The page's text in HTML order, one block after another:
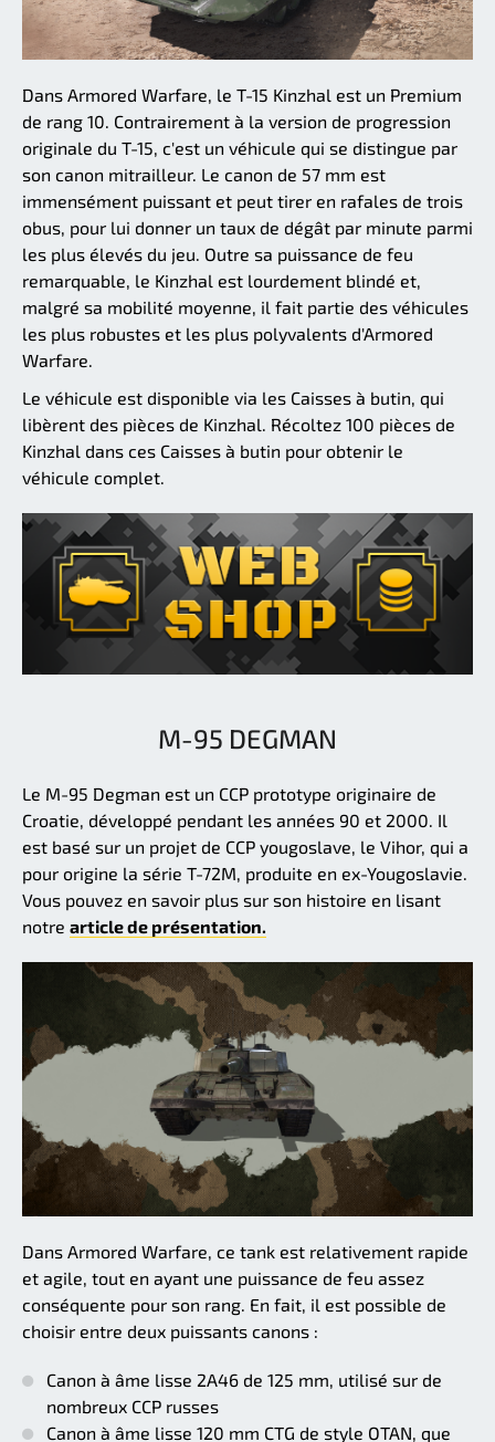
Dans Armored Warfare, le T-15 Kinzhal est un Premium
de rang 10. Contrairement à la version de progression
originale du T-15, c'est un véhicule qui se distingue par
son canon mitrailleur. Le canon de 57 mm est
immensément puissant et peut tirer en rafales de trois
obus, pour lui donner un taux de dégât par minute parmi
les plus élevés du jeu. Outre sa puissance de feu
remarquable, le Kinzhal est lourdement blindé et,
malgré sa mobilité moyenne, il fait partie des véhicules
les plus robustes et les plus polyvalents d'Armored
Warfare.
Le véhicule est disponible via les Caisses à butin, qui
libèrent des pièces de Kinzhal. Récoltez 100 pièces de
Kinzhal dans ces Caisses à butin pour obtenir le
véhicule complet.
M-95 DEGMAN
Le M-95 Degman est un CCP prototype originaire de
Croatie, développé pendant les années 90 et 2000. Il
est basé sur un projet de CCP yougoslave, le Vihor, qui a
pour origine la série T-72M, produite en ex-Yougoslavie.
Vous pouvez en savoir plus sur son histoire en lisant
notre article de présentation.
Dans Armored Warfare, ce tank est relativement rapide
et agile, tout en ayant une puissance de feu assez
conséquente pour son rang. En fait, il est possible de
choisir entre deux puissants canons :
Canon à âme lisse 2A46 de 125 mm, utilisé sur de
nombreux CCP russes
Canon à âme lisse 120 mm CTG de style OTAN, que